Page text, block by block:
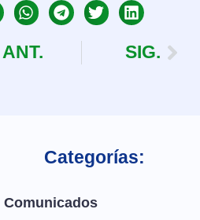
ANT. SIG.
Categorías:
Comunicados